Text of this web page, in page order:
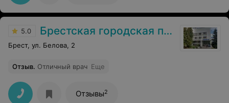
5.0 Брестская городская поликлиника №2
Брест, ул. Белова, 2
Отзыв. Отличный врач Еще
Отзывы2